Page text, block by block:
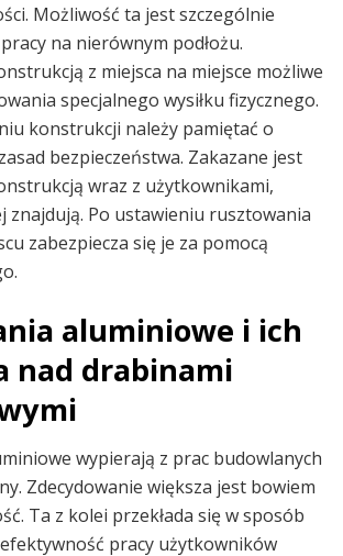
Możliwość ta jest szczególnie
na nierównym podłożu.
z miejsca na miejsce możliwe
specjalnego wysiłku fizycznego.
konstrukcji należy pamiętać o
bezpieczeństwa. Zakazane jest
wraz z użytkownikami,
znajdują. Po ustawieniu rusztowania
zabezpiecza się je za pomocą
aluminiowe i ich
nad drabinami
wypierają z prac budowlanych
Zdecydowanie większa jest bowiem
Ta z kolei przekłada się w sposób
pracy użytkowników